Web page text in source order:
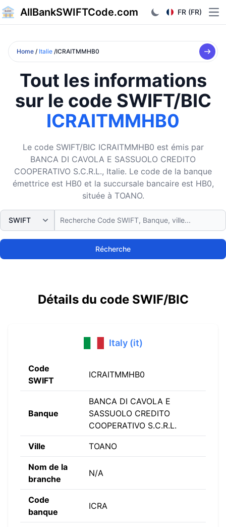
AllBankSWIFTCode.com FR (FR)
Home / Italie /ICRAITMMHB0
Tout les informations
sur le code SWIFT/BIC
ICRAITMMHB0
Le code SWIFT/BIC ICRAITMMHB0 est émis par
BANCA DI CAVOLA E SASSUOLO CREDITO
COOPERATIVO S.C.R.L., Italie. Le code de la banque
émettrice est HB0 et la succursale bancaire est HB0,
située à TOANO.
Récherche
Détails du code SWIF/BIC
Italy (it)
Code
SWIFT
ICRAITMMHB0
Banque
BANCA DI CAVOLA E
SASSUOLO CREDITO
COOPERATIVO S.C.R.L.
Ville TOANO
Nom de la
branche
N/A
Code
banque
ICRA